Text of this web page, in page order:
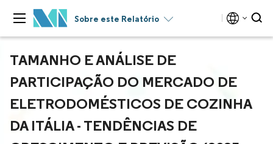
Sobre este Relatório
TAMANHO E ANÁLISE DE
PARTICIPAÇÃO DO MERCADO DE
ELETRODOMÉSTICOS DE COZINHA
DA ITÁLIA - TENDÊNCIAS DE